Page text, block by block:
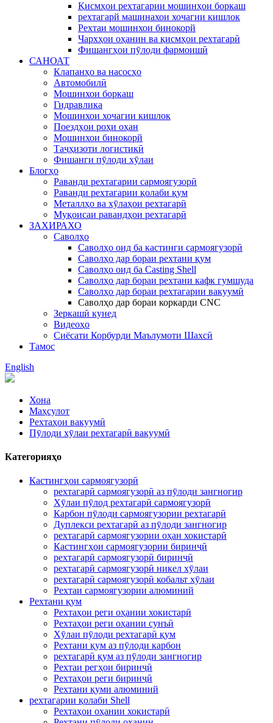
Қисмҳои рехтагарии мошинҳои боркаш
рехтагарй машинахои хочагии кишлок
Рехтаи мошинхои бинокорй
Чархҳои оҳанин ва қисмҳои рехтагарӣ
Фишангҳои пӯлоди фармоишӣ
САНОАТ
Клапанҳо ва насосҳо
Автомобилӣ
Мошинхои боркаш
Гидравлика
Мошинхои хочагии кишлок
Поездҳои роҳи оҳан
Мошинхои бинокорй
Таҷҳизоти логистикӣ
Фишанги пӯлоди хӯлаи
Блогҳо
Раванди рехтагарии сармоягузорӣ
Раванди рехтагарии қолаби қум
Металлҳо ва хӯлаҳои рехтагарӣ
Муқоисаи равандҳои рехтагарӣ
ЗАХИРАХО
Саволҳо
Саволҳо оид ба кастинги сармоягузорӣ
Саволҳо дар бораи рехтани қум
Саволҳо оид ба Casting Shell
Саволҳо дар бораи рехтани кафк гумшуда
Саволҳо дар бораи рехтагарии вакуумӣ
Саволҳо дар бораи коркарди CNC
Зеркашӣ кунед
Видеоҳо
Сиёсати Корбурди Маълумоти Шахсӣ
Тамос
English
Хона
Маҳсулот
Рехтаҳои вакуумӣ
Пӯлоди хӯлаи рехтагарӣ вакуумӣ
Категорияҳо
Кастингҳои сармоягузорӣ
рехтагарӣ сармоягузорӣ аз пӯлоди зангногир
Хӯлаи пӯлод рехтагарӣ сармоягузорӣ
Карбон пӯлоди сармоягузории рехтагарӣ
Дуплекси рехтагарӣ аз пӯлоди зангногир
рехтагарӣ сармоягузории оҳан хокистарӣ
Кастингҳои сармоягузории биринҷӣ
рехтагарӣ сармоягузорӣ биринҷӣ
рехтагарӣ сармоягузорӣ никел хӯлаи
рехтагарӣ сармоягузорӣ кобальт хӯлаи
Рехтаи сармоягузории алюминий
Рехтани қум
Рехтаҳои реги оҳании хокистарӣ
Рехтаҳои реги оҳании сунъӣ
Хӯлаи пӯлоди рехтагарӣ қум
Рехтани қум аз пӯлоди карбон
рехтагарӣ қум аз пӯлоди зангногир
Рехтаи регҳои биринҷӣ
Рехтаҳои реги биринҷӣ
Рехтани қуми алюминий
рехтагарии қолаби Shell
Рехтаҳои оҳании хокистарӣ